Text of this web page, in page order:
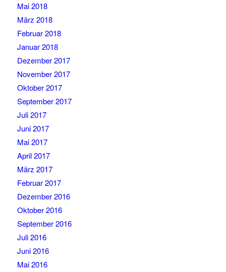
Mai 2018
März 2018
Februar 2018
Januar 2018
Dezember 2017
November 2017
Oktober 2017
September 2017
Juli 2017
Juni 2017
Mai 2017
April 2017
März 2017
Februar 2017
Dezember 2016
Oktober 2016
September 2016
Juli 2016
Juni 2016
Mai 2016